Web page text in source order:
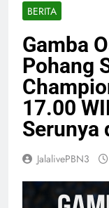
BERITA
Gamba
Pohang
17.00
Serunya
JalalivePBN3